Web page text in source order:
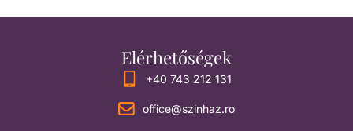
Elérhetőségek
+40 743 212 131
office@szinhaz.ro